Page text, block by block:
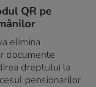
QR pe
elimina
documente
dreptului la
pensionarilor